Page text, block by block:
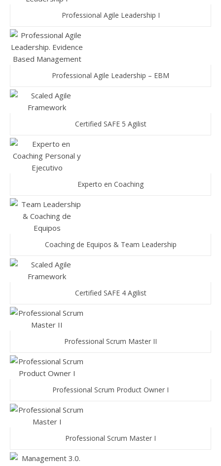
Professional Agile Leadership I
Professional Agile Leadership – EBM
Certified SAFE 5 Agilist
Experto en Coaching
Coaching de Equipos & Team Leadership
Certified SAFE 4 Agilist
Professional Scrum Master II
Professional Scrum Product Owner I
Professional Scrum Master I